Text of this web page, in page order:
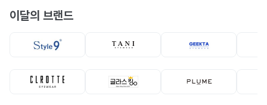
뿔테 뿔테
이달의 브랜드